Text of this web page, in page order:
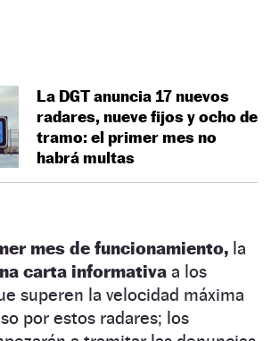
La DGT anuncia 17 nuevos
radares, nueve fijos y ocho de
tramo: el primer mes no
habrá multas
mes de funcionamiento, la
carta informativa a los
superen la velocidad máxima
por estos radares; los